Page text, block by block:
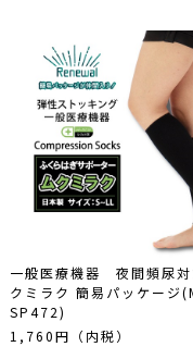
一般医療機器 夜間頻尿対
クミラク 簡易パッケージ
SP472)
1,760円（内税）